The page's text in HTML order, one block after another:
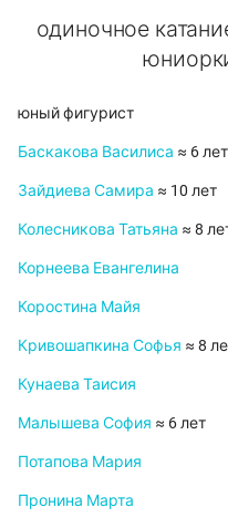
одиночное
юный фигурист
Баскакова Василиса ≈ 6 лет
Зайдиева Самира ≈ 10 лет
Колесникова Татьяна ≈ 8
Корнеева Евангелина
Коростина Майя
Кривошапкина Софья ≈ 8
Кунаева Таисия
Малышева София ≈ 6 лет
Потапова Мария
Пронина Марта